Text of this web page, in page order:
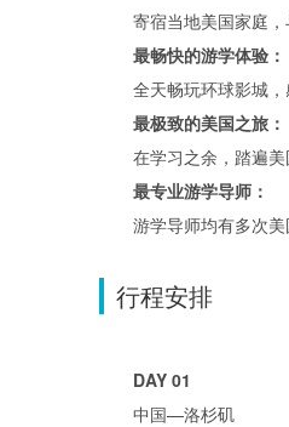
寄宿当地美国家庭，
最畅快的游学体验：
全天畅玩环球影城，
最极致的美国之旅：
在学习之余，踏遍美
最专业游学导师：
游学导师均有多次美
行程安排
DAY 01
中国—洛杉矶